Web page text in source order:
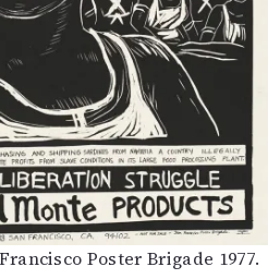
Poster Brigade 1977.